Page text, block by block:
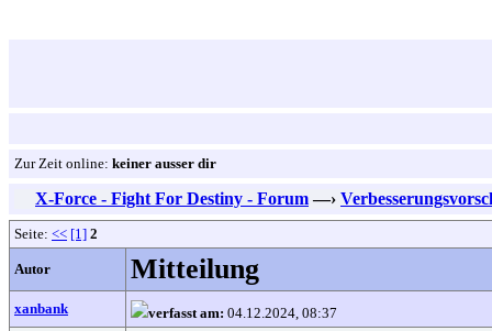
Zur Zeit online: keiner ausser dir
X-Force - Fight For Destiny - Forum —›
Seite: << [1] 2
Autor Mitteilung
xanbank verfasst am: 04.12.2024, 08:37